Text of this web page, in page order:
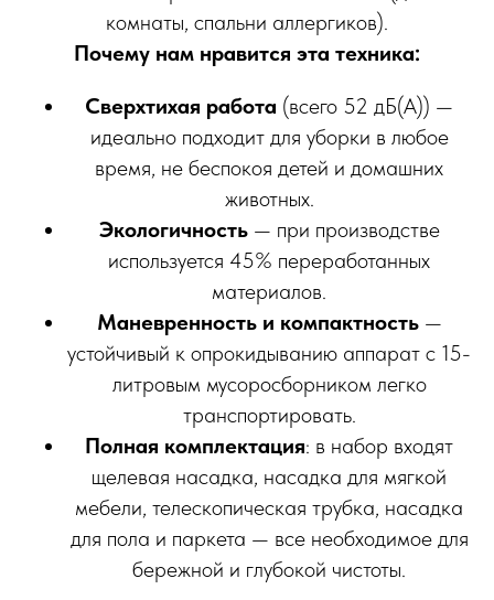
комнаты, спальни аллергиков).
Почему нам нравится эта техника:
Сверхтихая работа (всего 52 дБ(А)) —
идеально подходит для уборки в любое
время, не беспокоя детей и домашних
животных.
Экологичность— при производстве
используется 45% переработанных
материалов.
Маневренность и компактность—
устойчивый к опрокидыванию аппарат с 15-
литровым мусоросборником легко
транспортировать.
Полная комплектация: в набор входят
щелевая насадка, насадка для мягкой
мебели, телескопическая трубка, насадка
для пола и паркета — все необходимое для
бережной и глубокой чистоты.